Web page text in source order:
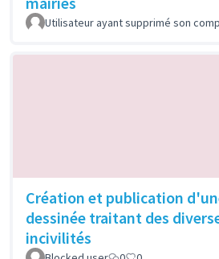
Utilisateur ayant supprimé son
Création et publication
dessinée traitant des
incivilités